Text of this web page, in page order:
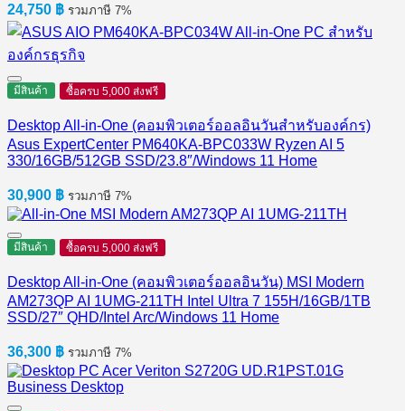
24,750 ฿ รวมภาษี 7%
มีสินค้า ซื้อครบ 5,000 ส่งฟรี
Desktop All-in-One (คอมพิวเตอร์ออลอินวันสำหรับองค์กร)
Asus ExpertCenter PM640KA-BPC033W Ryzen AI 5
330/16GB/512GB SSD/23.8″/Windows 11 Home
30,900 ฿ รวมภาษี 7%
มีสินค้า ซื้อครบ 5,000 ส่งฟรี
Desktop All-in-One (คอมพิวเตอร์ออลอินวัน) MSI Modern
AM273QP AI 1UMG-211TH Intel Ultra 7 155H/16GB/1TB
SSD/27″ QHD/Intel Arc/Windows 11 Home
36,300 ฿ รวมภาษี 7%